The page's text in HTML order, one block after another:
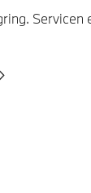
Servicen